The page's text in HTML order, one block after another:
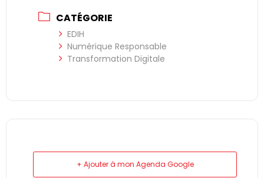
CATÉGORIE
EDIH
Numérique Responsable
Transformation Digitale
+ Ajouter à mon Agenda Google